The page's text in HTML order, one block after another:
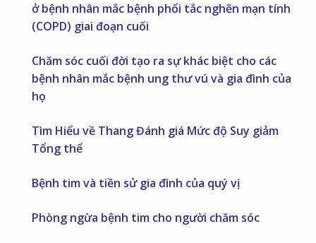
ở bệnh nhân mắc bệnh phổi tắc nghẽn mạn tính
(COPD) giai đoạn cuối
Chăm sóc cuối đời tạo ra sự khác biệt cho các
bệnh nhân mắc bệnh ung thư vú và gia đình của
họ
Tìm Hiểu về Thang Đánh giá Mức độ Suy giảm
Tổng thể
Bệnh tim và tiền sử gia đình của quý vị
Phòng ngừa bệnh tim cho người chăm sóc